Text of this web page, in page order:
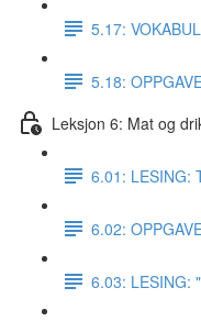
5.17:
5.18:
Leksjon 6: Mat og
6.01: LESING:
6.02:
6.03: LESING: